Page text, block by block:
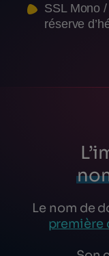
SSL Mono
réserve
Le nom de
première